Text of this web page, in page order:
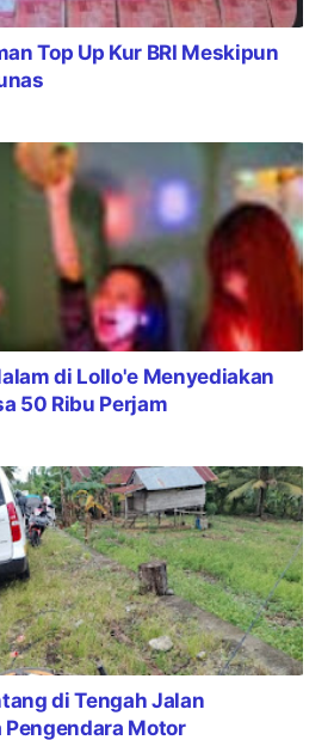
Top Up Kur BRI Meskipun
di Lollo'e Menyediakan
50 Ribu Perjam
di Tengah Jalan
Motor